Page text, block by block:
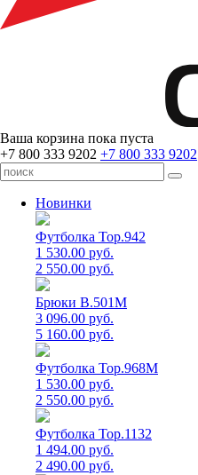
Ваша корзина пока пуста
+7 800 333 9202 +7 800 333 9202
Новинки
Футболка Top.942
1 530.00 руб.
2 550.00 руб.
Брюки B.501M
3 096.00 руб.
5 160.00 руб.
Футболка Top.968M
1 530.00 руб.
2 550.00 руб.
Футболка Top.1132
1 494.00 руб.
2 490.00 руб.